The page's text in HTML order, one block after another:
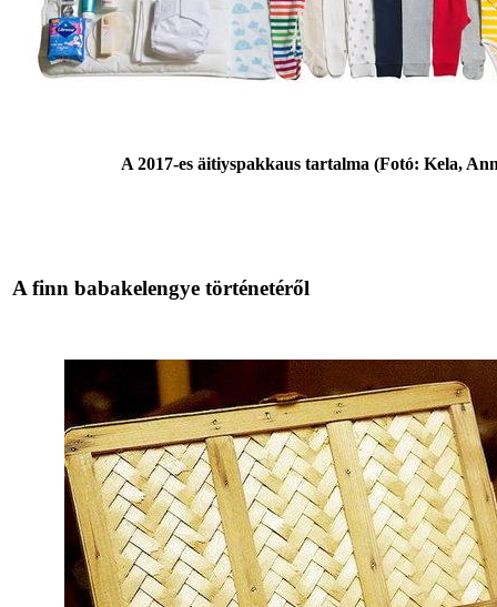
A 2017-es äitiyspakkaus tartalma (Fotó: Kela,
A finn babakelengye történetéről